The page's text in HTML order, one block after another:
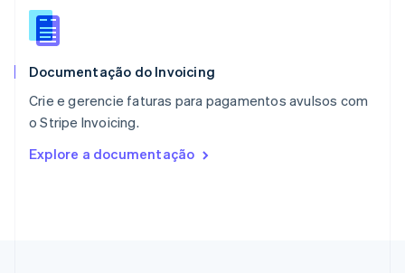
Documentação do Invoicing
Crie e gerencie faturas para pagamentos avulsos com
o Stripe Invoicing.
Explore a documentação
Português
RAE de Hong Kong, China
Reino Unido
República Tcheca
English
English